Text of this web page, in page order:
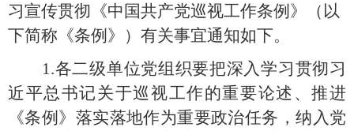
习宣传贯彻《中国共产党巡视工作条例》（以
下简称《条例》）有关事宜通知如下。
1.各二级单位党组织要把深入学习贯彻习
近平总书记关于巡视工作的重要论述、推进
《条例》落实落地作为重要政治任务，纳入党